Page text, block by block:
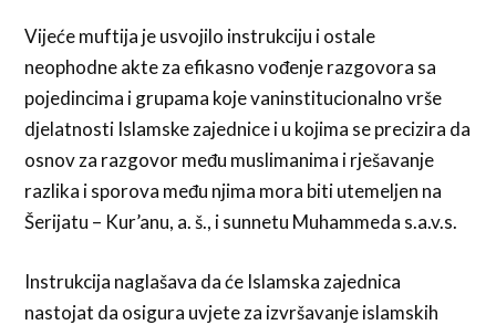
Vijeće muftija je usvojilo instrukciju i ostale
neophodne akte za efikasno vođenje razgovora sa
pojedincima i grupama koje vaninstitucionalno vrše
djelatnosti Islamske zajednice i u kojima se precizira da
osnov za razgovor među muslimanima i rješavanje
razlika i sporova među njima mora biti utemeljen na
Šerijatu – Kur’anu, a. š., i sunnetu Muhammeda s.a.v.s.
Instrukcija naglašava da će Islamska zajednica
nastojat da osigura uvjete za izvršavanje islamskih